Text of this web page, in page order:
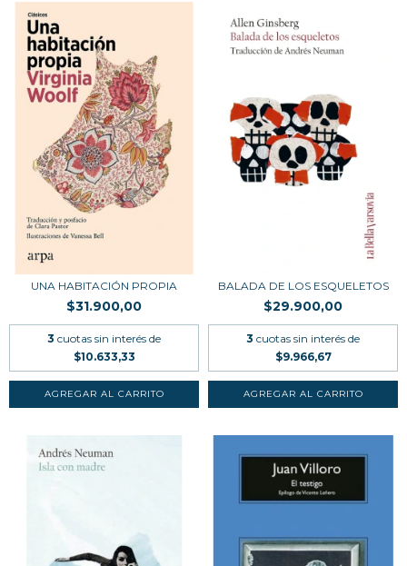
UNA HABITACIÓN PROPIA
$31.900,00
3 cuotas sin interés de
$10.633,33
BALADA DE LOS ESQUELETOS
$29.900,00
3 cuotas sin interés de
$9.966,67